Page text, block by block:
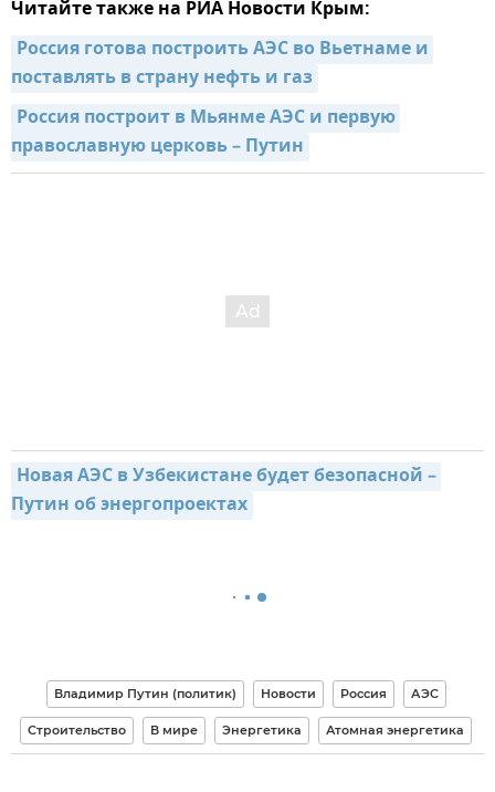
Читайте также на РИА Новости Крым:
Россия готова построить АЭС во Вьетнаме и
поставлять в страну нефть и газ
Россия построит в Мьянме АЭС и первую
православную церковь – Путин
Новая АЭС в Узбекистане будет безопасной –
Путин об энергопроектах
Владимир Путин (политик) Новости Россия АЭС
Строительство В мире Энергетика Атомная энергетика